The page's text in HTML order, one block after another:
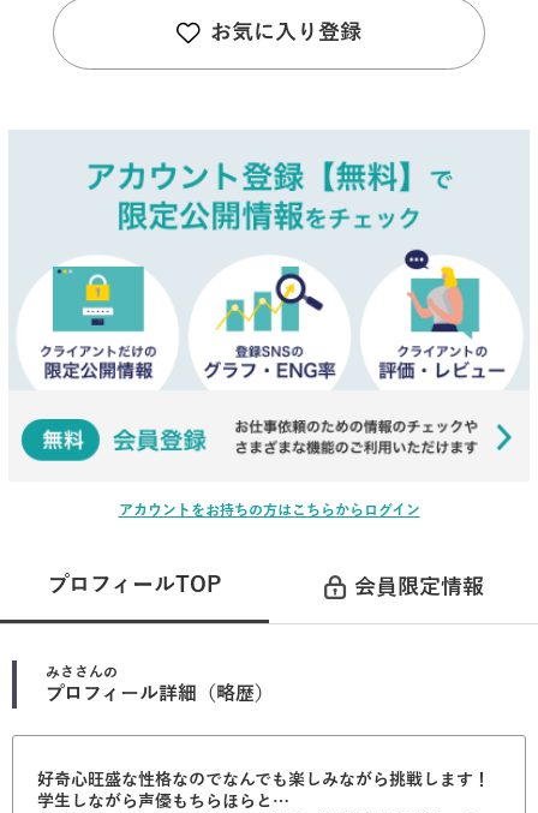
お気に入り登録
アカウントをお持ちの方はこちらからログイン
プロフィールTOP 会員限定情報
みさ さんの
プロフィール詳細（略歴）
好奇心旺盛な性格なのでなんでも楽しみながら挑戦します！
学生しながら声優もちらほらと…